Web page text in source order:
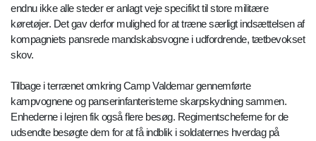
endnu ikke alle steder er anlagt veje specifikt til store militære
køretøjer. Det gav derfor mulighed for at træne særligt indsættelsen af
kompagniets pansrede mandskabsvogne i udfordrende, tætbevokset
skov.
Tilbage i terrænet omkring Camp Valdemar gennemførte
kampvognene og panserinfanteristerne skarpskydning sammen.
Enhederne i lejren fik også flere besøg. Regimentscheferne for de
udsendte besøgte dem for at få indblik i soldaternes hverdag på